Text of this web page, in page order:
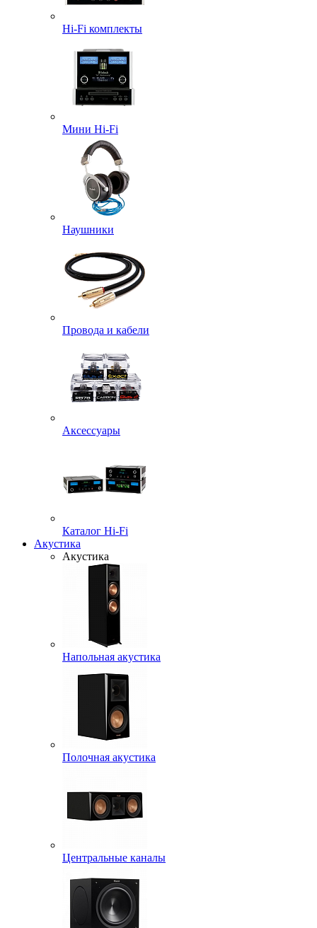
Hi-Fi комплекты
Мини Hi-Fi
Наушники
Провода и кабели
Аксессуары
Каталог Hi-Fi
Акустика
Акустика
Напольная акустика
Полочная акустика
Центральные каналы